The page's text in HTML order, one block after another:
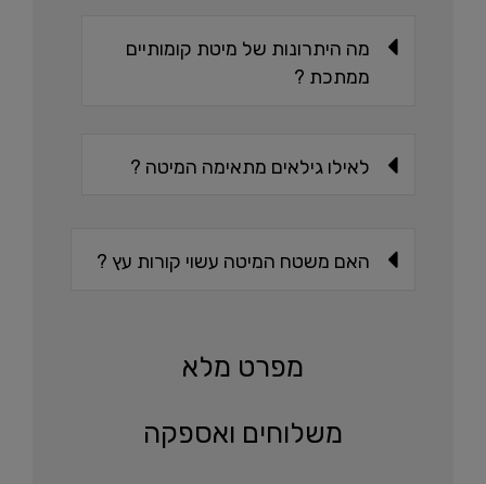
מה היתרונות של מיטת קומותיים
ממתכת ?
לאילו גילאים מתאימה המיטה ?
האם משטח המיטה עשוי קורות עץ ?
מפרט מלא
משלוחים ואספקה